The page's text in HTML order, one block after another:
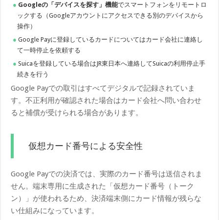
Googleの「デバイスを探す」機能でスマートフォンをリモートロ
ックする（Googleアカウントにアクセスできる別のデバイスから
操作）
Google Payに登録しているカードについてはカード会社に連絡し
て一時停止を依頼する
Suicaを登録している場合はJR東日本へ連絡してSuicaの利用停止手
続きを行う
Google Payでの取引はすべてデジタルで記録されていま
す。不正利用が確認された場合はカード会社へ問い合わせ
ると補償が受けられる場合があります。
仮想カード番号による安全性
Google Payでの決済では、実際のカード番号は送信されま
せん。端末専用に生成された「仮想カード番号（トーク
ン）」が使われるため、決済端末側にカード情報が残らな
い仕組みになっています。